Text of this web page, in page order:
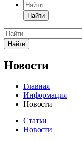
Найти
Найти
Новости
Главная
Информация
Новости
Статьи
Новости